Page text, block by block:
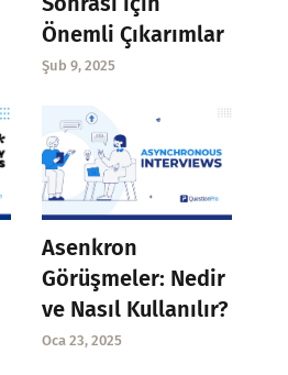
Önemli Çıkarımlar
Şub 9, 2025
Asenkron
Görüşmeler: Nedir
ve Nasıl Kullanılır?
Oca 23, 2025